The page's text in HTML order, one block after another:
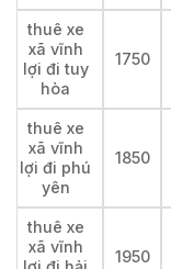
thuê xe
xã vĩnh
lợi đi tuy
hòa
1750
thuê xe
xã vĩnh
lợi đi phú
yên
1850
thuê xe
xã vĩnh
1950